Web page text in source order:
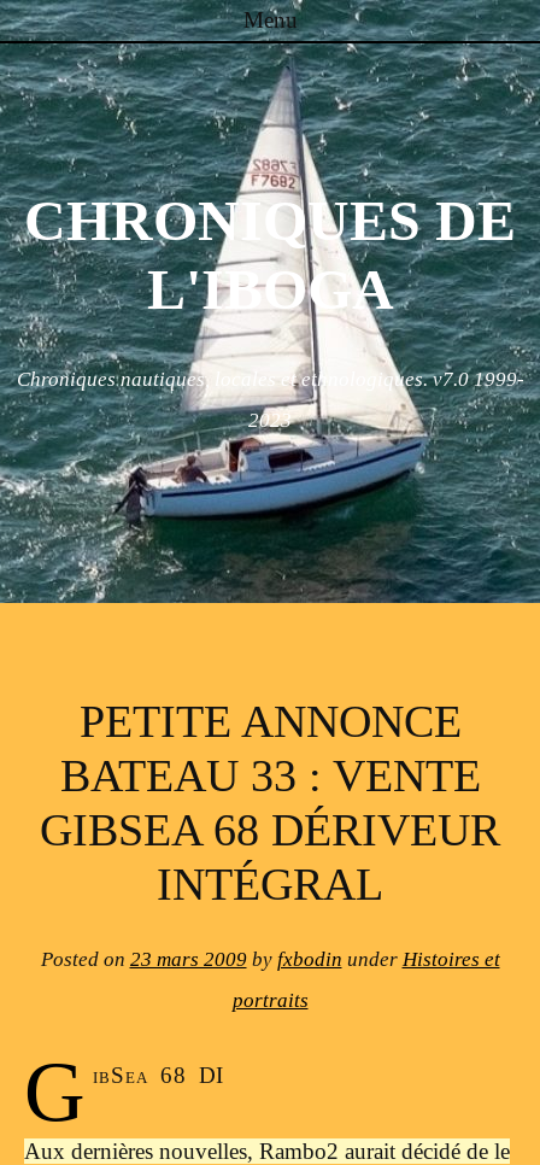
Menu
Skip to content
CHRONIQUES DE
L'IBOGA
Chroniques nautiques, locales et ethnologiques. v7.0 1999-
2023
PETITE ANNONCE
BATEAU 33 : VENTE
GIBSEA 68 DÉRIVEUR
INTÉGRAL
Posted on 23 mars 2009by fxbodin under Histoires et
portraits
G ibSea 68 DI
Aux dernières nouvelles, Rambo2 aurait décidé de le